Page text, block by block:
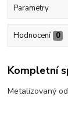
Parametry
Hodnocení 0
Kompletní
Metalizovaný